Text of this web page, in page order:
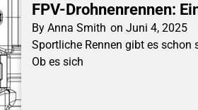
FPV-Drohnenrennen:
By Anna Smith on Juni 4, 2025
Sportliche Rennen gibt es schon
Ob es sich